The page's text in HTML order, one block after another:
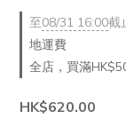
至08/31 16:00截
地運費
全店，買滿
HK$620.00